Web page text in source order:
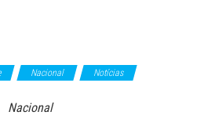
Nacional Notícias
Nacional